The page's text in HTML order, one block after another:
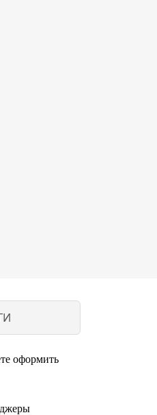
оформить